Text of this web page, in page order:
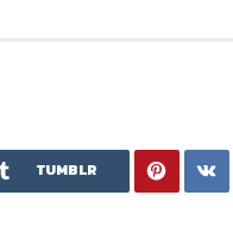
TUMBLR